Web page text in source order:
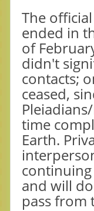
The
ended in
of
didn't
contacts;
ceased,
time
Earth.
and will
pass from